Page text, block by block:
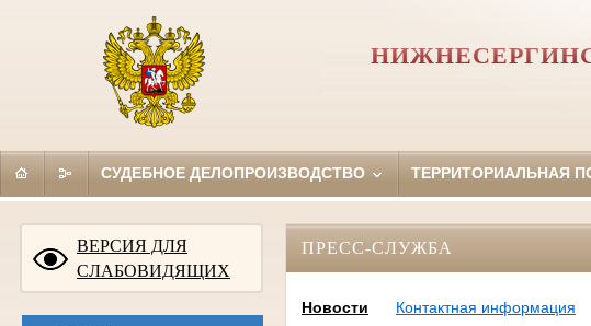
СУДЕБНОЕ ДЕЛОПРОИЗВОДСТВО ТЕРРИТОРИАЛЬНАЯ
ВЕРСИЯ ДЛЯ
СЛАБОВИДЯЩИХ
ПРЕСС-СЛУЖБА
Новости
Контактная информация